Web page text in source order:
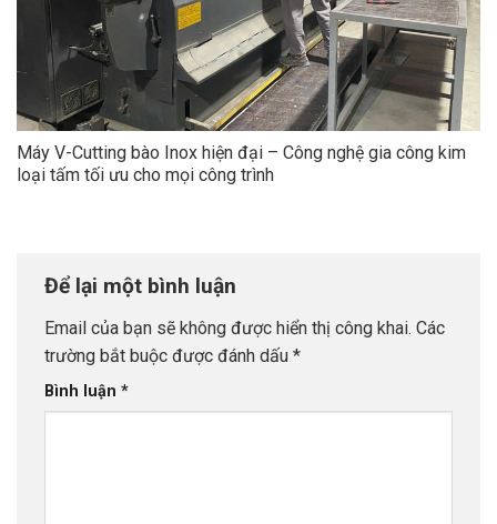
Máy V-Cutting bào Inox hiện đại – Công nghệ gia công kim
loại tấm tối ưu cho mọi công trình
Để lại một bình luận
Email của bạn sẽ không được hiển thị công khai. Các
trường bắt buộc được đánh dấu *
Bình luận *